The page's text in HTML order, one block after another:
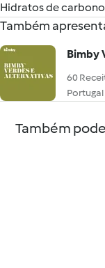
Hidratos de carbono
Também
Bimby
60
Portugal
Também